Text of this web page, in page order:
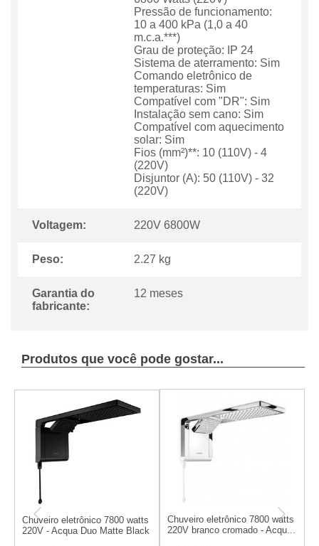
Pressão de funcionamento:
10 a 400 kPa (1,0 a 40
m.c.a.***)
Grau de proteção: IP 24
Sistema de aterramento: Sim
Comando eletrônico de
temperaturas: Sim
Compatível com "DR": Sim
Instalação sem cano: Sim
Compatível com aquecimento
solar: Sim
Fios (mm²)**: 10 (110V) - 4
(220V)
Disjuntor (A): 50 (110V) - 32
(220V)
Voltagem: 220V 6800W
Peso: 2.27 kg
Garantia do
fabricante:
12 meses
Produtos que você pode gostar...
Chuveiro eletrônico 7800 watts
220V - Acqua Duo Matte Black
Chuveiro eletrônico 7800 watts
220V branco cromado - Acqu...